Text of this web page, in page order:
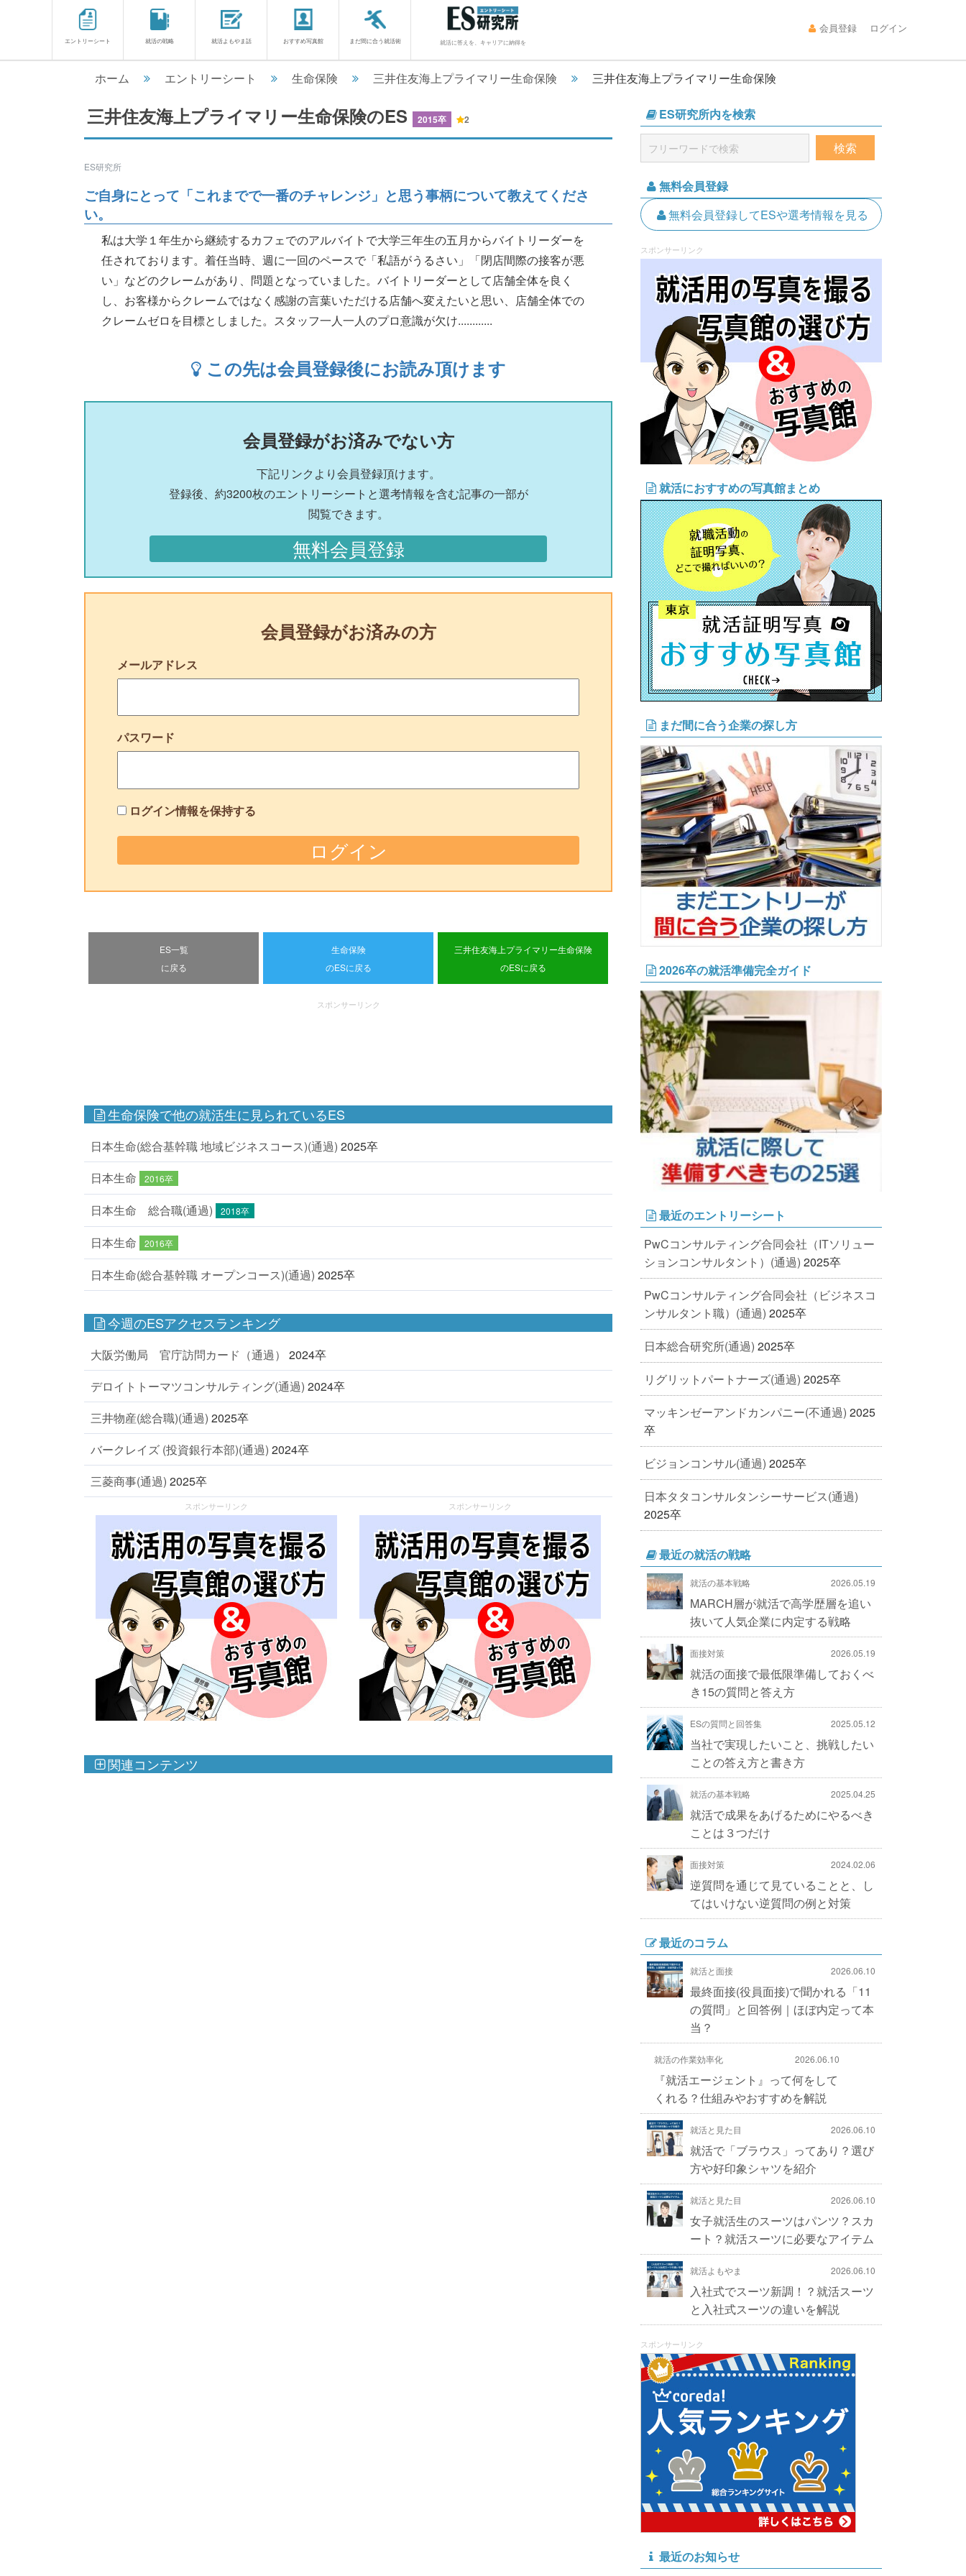
エントリーシート 就活の戦略 就活よもやま話 おすすめ写真館 まだ間に合う就活術 就活に答えを、キャリアに納得を
会員登録 ログイン
ホーム エントリーシート 生命保険 三井住友海上プライマリー生命保険 三井住友海上プライマリー生命保険
三井住友海上プライマリー生命保険のES 2015卒 2
ES研究所
ご自身にとって「これまでで一番のチャレンジ」と思う事柄について教えてくださ
い。
私は大学１年生から継続するカフェでのアルバイトで大学三年生の五月からバイトリーダーを
任されております。着任当時、週に一回のペースで「私語がうるさい」「閉店間際の接客が悪
い」などのクレームがあり、問題となっていました。バイトリーダーとして店舗全体を良く
し、お客様からクレームではなく感謝の言葉いただける店舗へ変えたいと思い、店舗全体での
クレームゼロを目標としました。スタッフ一人一人のプロ意識が欠け............
この先は会員登録後にお読み頂けます
会員登録がお済みでない方
下記リンクより会員登録頂けます。
登録後、約3200枚のエントリーシートと選考情報を含む記事の一部が
閲覧できます。
無料会員登録
会員登録がお済みの方
メールアドレス
パスワード
ログイン情報を保持する
ES一覧
に戻る
生命保険
のESに戻る
三井住友海上プライマリー生命保険
のESに戻る
スポンサーリンク
生命保険で他の就活生に見られているES
日本生命(総合基幹職 地域ビジネスコース)(通過) 2025卒
日本生命
2016卒
日本生命 総合職(通過) 2018卒
日本生命 2016卒
日本生命(総合基幹職 オープンコース)(通過) 2025卒
今週のESアクセスランキング
大阪労働局 官庁訪問カード（通過）
2024卒
デロイトトーマツコンサルティング(通過) 2024卒
三井物産(総合職)(通過) 2025卒
バークレイズ (投資銀行本部)(通過) 2024卒
三菱商事(通過) 2025卒
スポンサーリンク スポンサーリンク
関連コンテンツ
ES研究所内を検索
無料会員登録
無料会員登録してESや選考情報を見る
スポンサーリンク
就活におすすめの写真館まとめ
まだ間に合う企業の探し方
2026卒の就活準備完全ガイド
最近のエントリーシート
PwCコンサルティング合同会社（ITソリュー
ションコンサルタント）(通過) 2025卒
PwCコンサルティング合同会社（ビジネスコ
ンサルタント職）(通過) 2025卒
日本総合研究所(通過) 2025卒
リグリットパートナーズ(通過) 2025卒
マッキンゼーアンドカンパニー(不通過) 2025
卒
ビジョンコンサル(通過) 2025卒
日本タタコンサルタンシーサービス(通過)
2025卒
最近の就活の戦略
就活の基本戦略 2026.05.19
MARCH層が就活で高学歴層を追い
抜いて人気企業に内定する戦略
面接対策 2026.05.19
就活の面接で最低限準備しておくべ
き15の質問と答え方
ESの質問と回答集 2025.05.12
当社で実現したいこと、挑戦したい
ことの答え方と書き方
就活の基本戦略 2025.04.25
就活で成果をあげるためにやるべき
ことは３つだけ
面接対策 2024.02.06
逆質問を通じて見ていることと、し
てはいけない逆質問の例と対策
最近のコラム
就活と面接 2026.06.10
最終面接(役員面接)で聞かれる「11
の質問」と回答例｜ほぼ内定って本
当？
就活の作業効率化 2026.06.10
『就活エージェント』って何をして
くれる？仕組みやおすすめを解説
就活と見た目 2026.06.10
就活で「ブラウス」ってあり？選び
方や好印象シャツを紹介
就活と見た目 2026.06.10
女子就活生のスーツはパンツ？スカ
ート？就活スーツに必要なアイテム
就活よもやま 2026.06.10
入社式でスーツ新調！？就活スーツ
と入社式スーツの違いを解説
スポンサーリンク
最近のお知らせ